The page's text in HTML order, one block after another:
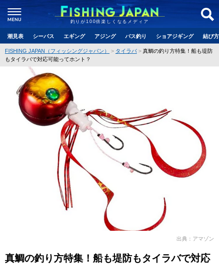
釣りが100倍楽しくなるメディア
潮見表 シーバス エギング アジング バス釣り ショアジギング 結び
FISHING JAPAN（フィッシングジャパン） タイラバ
真鯛の釣り方特集！船も堤防
もタイラバで対応可能ってホント？
出典：アマゾン
真鯛の釣り方特集！船も堤防もタイラバで対応